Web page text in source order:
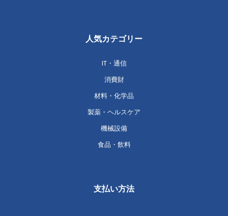
人気カテゴリー
IT・通信
消費財
材料・化学品
製薬・ヘルスケア
機械設備
食品・飲料
支払い方法